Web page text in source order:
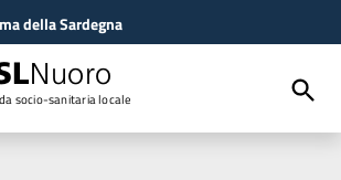
della Sardegna
Nuoro
socio-sanitaria locale